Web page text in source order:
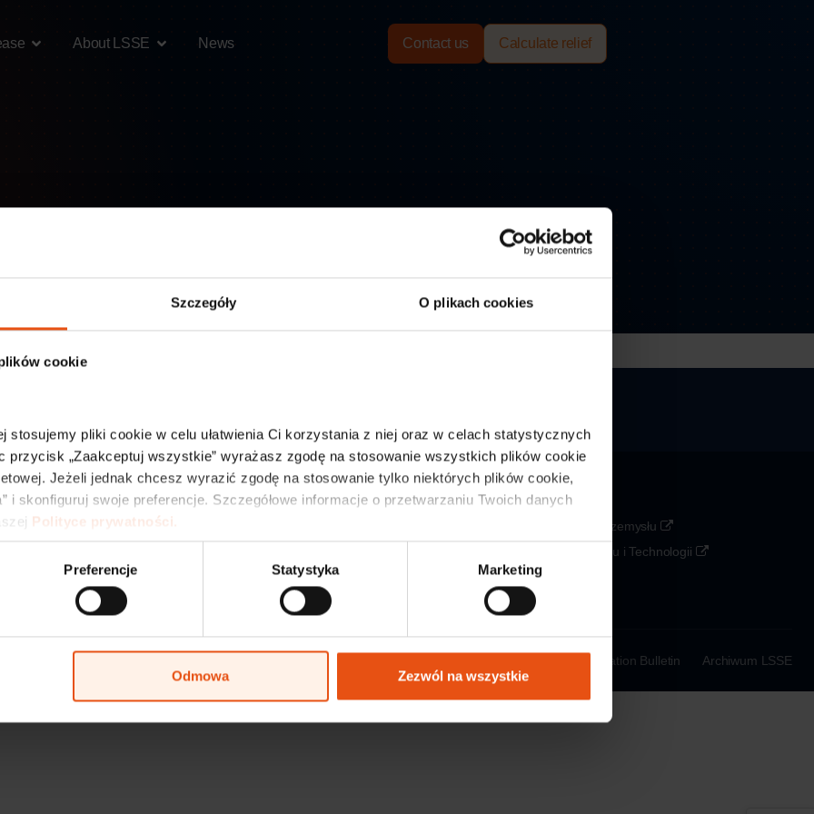
Szczegóły O plikach cookies
cookie
stosujemy pliki cookie w celu ułatwienia Ci korzystania z niej oraz w celach statystycznych
przycisk „Zaakceptuj wszystkie” wyrażasz zgodę na stosowanie wszystkich plików cookie
Jeżeli jednak chcesz wyrazić zgodę na stosowanie tylko niektórych plików cookie,
i skonfiguruj swoje preferencje. Szczegółowe informacje o przetwarzaniu Twoich danych
Polityce prywatności.
Preferencje Statystyka Marketing
Odmowa Zezwól na wszystkie
About LSSE News Contact us Calculate relief
advertising production and signage that supports business, trade and industry.
sale
Industrial Park
Offerings and Collaboration Partners
Agencja Rozwoju Przemysłu
Ministerstwo Rozwoju i Technologii
PAIH
KOWR
Public Information Bulletin Archiwum LSSE